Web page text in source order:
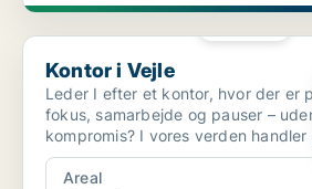
Kontor i Vejle
Kontor i Vejle
Leder I efter et kontor, hvor der er
fokus, samarbejde og pauser –
kompromis? I vores verden handler gode
kontorlokale...
Areal